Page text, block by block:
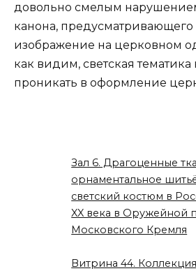
довольно смелым
канона, предусматривающего
изображение на церковном
как видим, светская тематика
проникать в оформление
Зал 6. Драгоценные
орнаментальное
светский костюм в
XX века в Оружейной
Московского Кремля
Витрина 44.